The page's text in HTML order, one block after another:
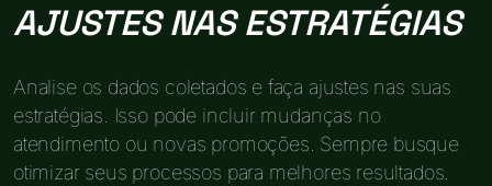
AJUSTES NAS ESTRATÉGIAS
Analise os dados coletados e faça ajustes nas suas
estratégias. Isso pode incluir mudanças no
atendimento ou novas promoções. Sempre busque
otimizar seus processos para melhores resultados.